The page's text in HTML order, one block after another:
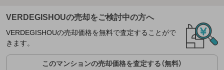
VERDEGISHOUの売却をご検討中の方へ
VERDEGISHOUの売却価格を無料で査定することがで
きます。
このマンションの売却価格を査定する（無料）